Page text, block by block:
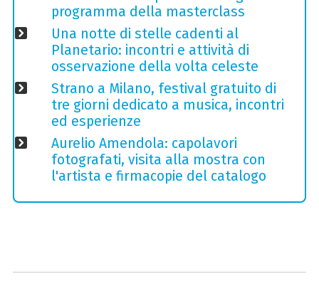
programma della masterclass
Una notte di stelle cadenti al
Planetario: incontri e attività di
osservazione della volta celeste
Strano a Milano, festival gratuito di
tre giorni dedicato a musica, incontri
ed esperienze
Aurelio Amendola: capolavori
fotografati, visita alla mostra con
l'artista e firmacopie del catalogo